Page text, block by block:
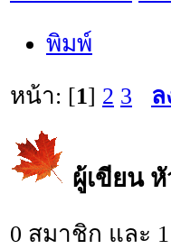
พิมพ์
หน้า: [1] 2 3 ล
ผู้เขียนหั
0 สมาชิก และ